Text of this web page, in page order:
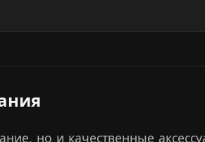
но и качественные